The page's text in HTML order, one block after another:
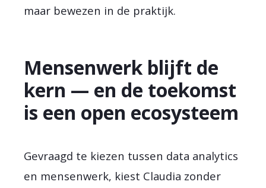
maar bewezen in de praktijk.
Mensenwerk blijft de
kern — en de toekomst
is een open ecosysteem
Gevraagd te kiezen tussen data analytics
en mensenwerk, kiest Claudia zonder